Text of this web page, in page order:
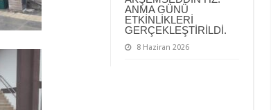
ANMA GÜNÜ
ETKİNLİKLERİ
GERÇEKLEŞTİRİLDİ.
8 Haziran 2026